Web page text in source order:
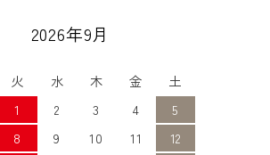
2026年9月
火 水 木 金
土
1 2 3 4
5
8 9 10 11
12